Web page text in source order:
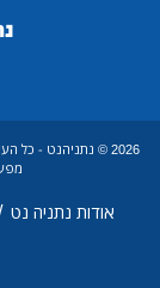
2026 © נתניהנט -
אודות נתניה נט